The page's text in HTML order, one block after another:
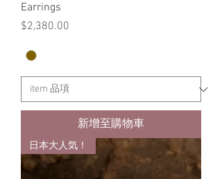
Earrings
價格
$2,380.00
新增至購物車
日本大人気！